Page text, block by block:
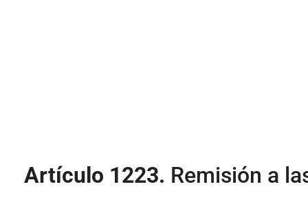
Artículo 1223. Remisión a